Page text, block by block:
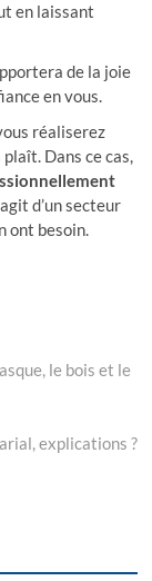
en laissant
de la joie
en vous.
réaliserez
Dans ce cas,
d’un secteur
ont besoin.
le bois et le
explications ?